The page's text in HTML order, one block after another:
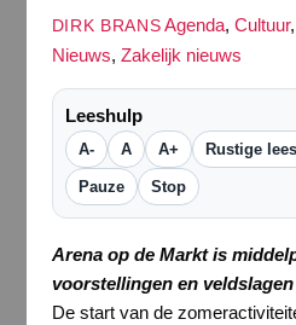
DIRK BRANS Agenda,Cultuur,
Nieuws, Zakelijk nieuws
Leeshulp
A- A A+ Rustige
Pauze Stop
Arena op de Markt is
voorstellingen en veldslagen
De start van de